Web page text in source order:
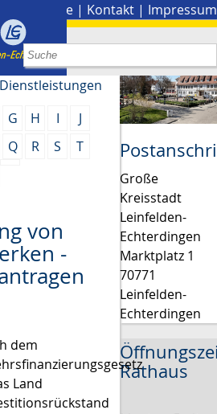
Presse | Kontakt | Impressum
Dienstleistungen
G H I
J
Q R S
T
von
-
dem
Land
Große
Kreisstadt
Leinfelden-
Echterdingen
Marktplatz 1
70771
Leinfelden-
Echterdingen
Rathaus